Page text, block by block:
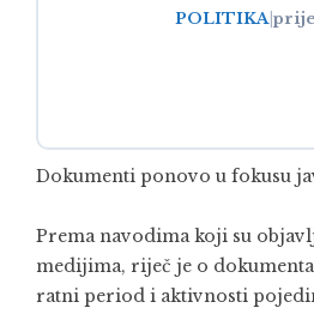
POLITIKAprije
Dokumenti ponovo u fokusu
Prema navodima koji su
medijima, riječ je o
ratni period i aktivnosti